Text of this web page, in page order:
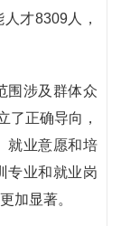
才8309人，
围涉及群体众
了正确导向，
就业意愿和培
专业和就业岗
加显著。